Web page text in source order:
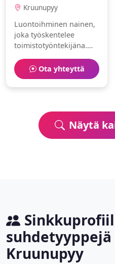
Kruunupyy
Luontoihminen nainen,
joka työskentelee
toimistotyöntekijäna.
leipominen ja kalastus
parissa.
Ota yhteyttä
Näytä
Kruunupyy